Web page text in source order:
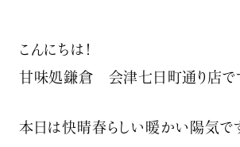
こんにちは！
甘味処鎌倉 会津七日町通り店で
本日は快晴️春らしい暖かい陽気で